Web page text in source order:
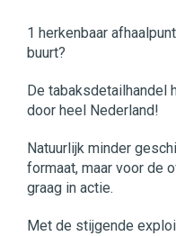
1 herkenbaar
buurt?
De tabaksdetailhandel
door heel Nederland!
Natuurlijk minder
formaat, maar voor de
graag in actie.
Met de stijgende